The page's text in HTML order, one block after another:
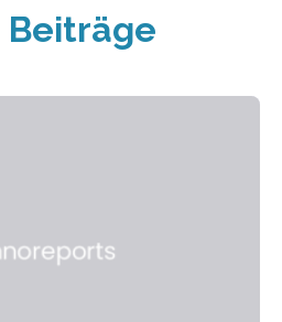
Beiträge